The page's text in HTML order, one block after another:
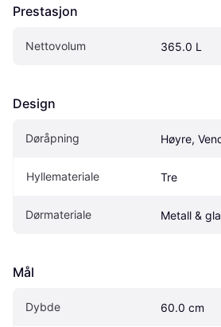
Prestasjon
Nettovolum 365.0 L
Design
Døråpning Høyre,
Hyllemateriale Tre
Dørmateriale Metall &
Mål
Dybde 60.0 cm